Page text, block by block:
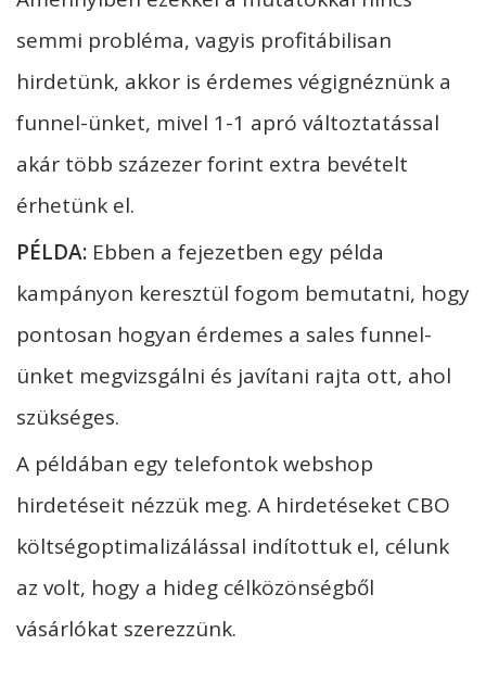
semmi probléma, vagyis profitábilisan
hirdetünk, akkor is érdemes végignéznünk a
funnel-ünket, mivel 1-1 apró változtatással
akár több százezer forint extra bevételt
érhetünk el.
PÉLDA: Ebben a fejezetben egy példa
kampányon keresztül fogom bemutatni, hogy
pontosan hogyan érdemes a sales funnel-
ünket megvizsgálni és javítani rajta ott, ahol
szükséges.
A példában egy telefontok webshop
hirdetéseit nézzük meg. A hirdetéseket CBO
költségoptimalizálással indítottuk el, célunk
az volt, hogy a hideg célközönségből
vásárlókat szerezzünk.